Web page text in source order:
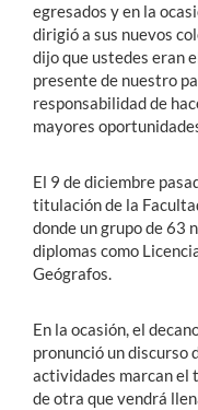
egresados y en la
dirigió a sus nuevos
dijo que ustedes eran
presente de nuestro
responsabilidad de
mayores
El 9 de diciembre
titulación de la
donde un grupo de 63
diplomas como
Geógrafos.
En la ocasión, el
pronunció un discurso
actividades marcan el
de otra que vendrá